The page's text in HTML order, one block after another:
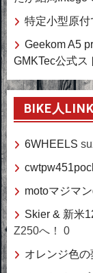
特定小型原
Geekom A5
GMKTec公式ス
BIKE人LINK
6WHEELS
motoマジマ
Skier & 新米
Z250へ！ 0
オレンジ色の